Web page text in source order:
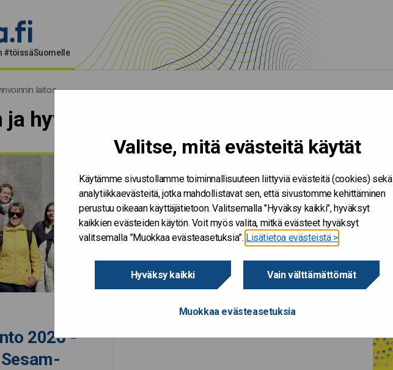
Valitse, mitä evästeitä käytät
Käytämme sivustollamme toiminnallisuuteen liittyviä evästeitä (cookies) sekä
analytiikkaevästeitä, jotka mahdollistavat sen, että sivustomme kehittäminen
perustuu oikeaan käyttäjätietoon. Valitsemalla "Hyväksy kaikki", hyväksyt
kaikkien evästeiden käytön. Voit myös valita, mitkä evästeet hyväksyt
valitsemalla ”Muokkaa evästeasetuksia”. Lisätietoa evästeistä >
Hyväksy kaikki Vain välttämättömät
Muokkaa evästeasetuksia
#töissäSuomelle
laitos
laitos
hyvinvoinnin laitos
2026 -